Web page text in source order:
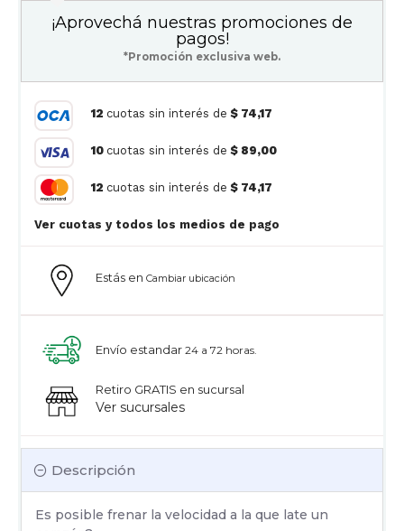
Descripción
Es posible frenar la velocidad a la que late un
Estás en Cambiar ubicación
Envío estandar 24 a 72 horas.
Retiro GRATIS en sucursal
Ver sucursales
¡Aprovechá nuestras promociones de
pagos!
*Promoción exclusiva web.
12 cuotas sin interés de $ 74,17
10 cuotas sin interés de $ 89,00
12 cuotas sin interés de $ 74,17
Ver cuotas y todos los medios de pago